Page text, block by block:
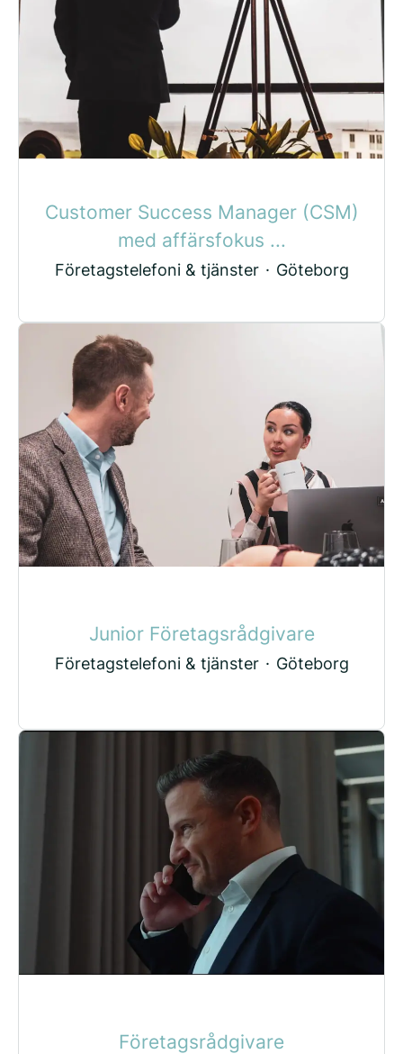
Customer Success Manager (CSM)
med affärsfokus ...
Företagstelefoni & tjänster · Göteborg
Junior Företagsrådgivare
Företagstelefoni & tjänster · Göteborg
Företagsrådgivare